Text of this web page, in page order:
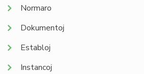
Normaro
Dokumentoj
Establoj
Instancoj